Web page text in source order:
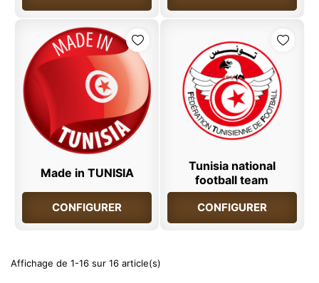
Made in TUNISIA
CONFIGURER
Tunisia national
football team
CONFIGURER
Affichage de 1-16 sur 16 article(s)